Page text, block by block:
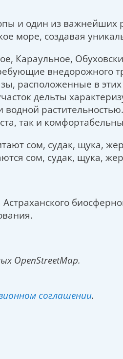
и один из важнейших
море, создавая
Караульное,
внедорожного
расположенные в
дельты
так и
сом, судак, щука,
сом, судак, щука,
OpenStreetMap.
соглашении.